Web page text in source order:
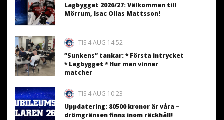
Lagbygget 2026/27: Välkommen till
Mörrum, Isac Ollas Mattsson!
TIS 4 AUG 14:52
”Sunkens” tankar: * Första intrycket
* Lagbygget * Hur man vinner
matcher
TIS 4 AUG 10:23
Uppdatering: 80500 kronor är våra –
drömgränsen finns inom räckhåll!